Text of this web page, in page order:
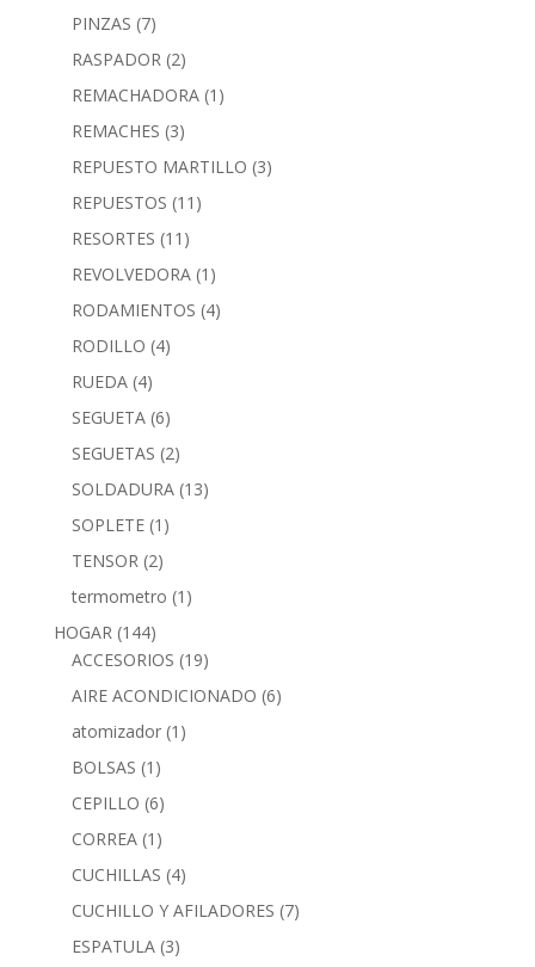
PINZAS (7)
RASPADOR (2)
REMACHADORA (1)
REMACHES (3)
REPUESTO MARTILLO (3)
REPUESTOS (11)
RESORTES (11)
REVOLVEDORA (1)
RODAMIENTOS (4)
RODILLO (4)
RUEDA (4)
SEGUETA (6)
SEGUETAS (2)
SOLDADURA (13)
SOPLETE (1)
TENSOR (2)
termometro (1)
HOGAR (144)
ACCESORIOS (19)
AIRE ACONDICIONADO (6)
atomizador (1)
BOLSAS (1)
CEPILLO (6)
CORREA (1)
CUCHILLAS (4)
CUCHILLO Y AFILADORES (7)
ESPATULA (3)